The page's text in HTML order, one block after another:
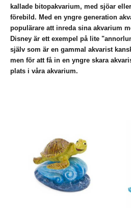
kallade bitopakvarium, med sjöar
förebild. Med en yngre generation
populärare att inreda sina akvarium
Disney är ett exempel på lite
själv som är en gammal akvarist
men för att få in en yngre skara
plats i våra akvarium.